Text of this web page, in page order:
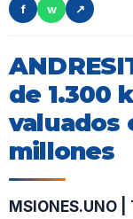
f
w ↗
de 1.300
valuados
millones